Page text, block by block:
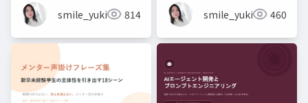
smile_yukiko_it814 smile_yukiko_it460